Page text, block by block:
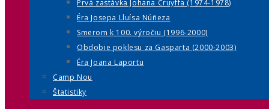
Prvá zastávka Johana Cruyffa (1974-1978)
Éra Josepa Lluísa Núñeza
Smerom k 100. výročiu (1996-2000)
Obdobie poklesu za Gasparta (2000-2003)
Éra Joana Laportu
Camp Nou
Štatistiky